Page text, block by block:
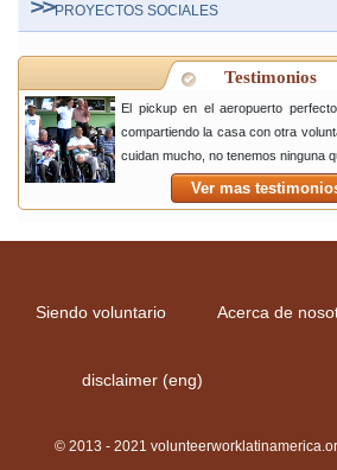
PROYECTOS SOCIALES
Testimonios
El pickup en el aeropuerto
compartiendo la casa con otra
cuidan mucho, no tenemos ninguna
Ver mas
Siendo voluntario Acerca de
disclaimer (eng)
© 2013 - 2021